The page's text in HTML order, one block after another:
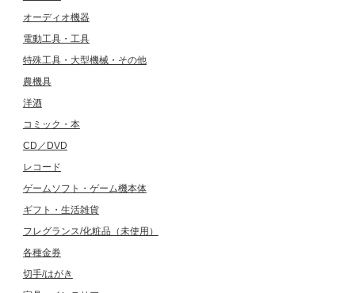
オーディオ機器
電動工具・工具
特殊工具・大型機械・その他
農機具
洋酒
コミック・本
CD／DVD
レコード
ゲームソフト・ゲーム機本体
ギフト・生活雑貨
フレグランス/化粧品（未使用）
各種金券
切手/はがき